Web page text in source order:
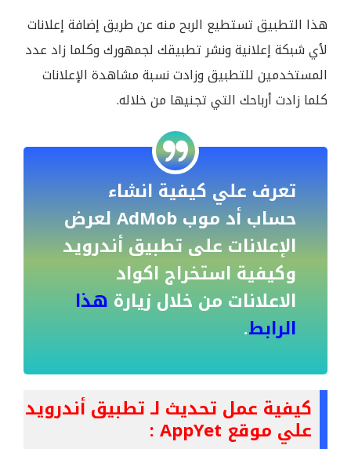
هذا التطبيق تستطيع الربح منه عن طريق إضافة إعلانات
لأي شبكة إعلانية ونشر تطبيقك لجمهورك وكلما زاد عدد
المستخدمين للتطبيق وزادت نسبة مشاهدة الإعلانات
كلما زادت أرباحك التي تجنيها من خلاله.
تعرف علي كيفية انشاء
حساب أد موب AdMob لعرض
الإعلانات على تطبيق أندرويد
وكيفية استخراج اكواد
الاعلانات من خلال زيارة هذا
الرابط.
كيفية عمل تحديث لـ تطبيق أندرويد
علي موقع AppYet :